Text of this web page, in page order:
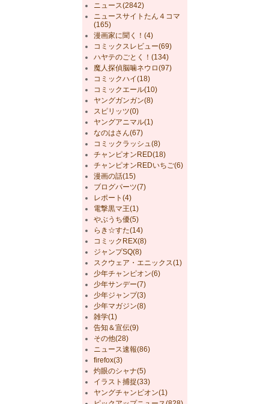
ニュース(2842)
ニュースサイトたん４コマ
(165)
漫画家に聞く！(4)
コミックスレビュー(69)
ハヤテのごとく！(134)
魔人探偵脳噛ネウロ(97)
コミックハイ(18)
コミックエール(10)
ヤングガンガン(8)
スピリッツ(0)
ヤングアニマル(1)
なのはさん(67)
コミックラッシュ(8)
チャンピオンRED(18)
チャンピオンREDいちご(6)
漫画の話(15)
ブログパーツ(7)
レポート(4)
電撃黒マ王(1)
やぶうち優(5)
らき☆すた(14)
コミックREX(8)
ジャンプSQ(8)
スクウェア・エニックス(1)
少年チャンピオン(6)
少年サンデー(7)
少年ジャンプ(3)
少年マガジン(8)
雑学(1)
告知＆宣伝(9)
その他(28)
ニュース速報(86)
firefox(3)
灼眼のシャナ(5)
イラスト捕捉(33)
ヤングチャンピオン(1)